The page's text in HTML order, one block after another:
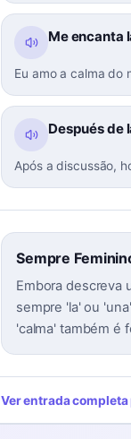
Me encanta
Eu amo a calma do
Después de
Após a discussão,
Sempre
Embora descreva
sempre 'la' ou
'calma' também é
Ver entrada completa